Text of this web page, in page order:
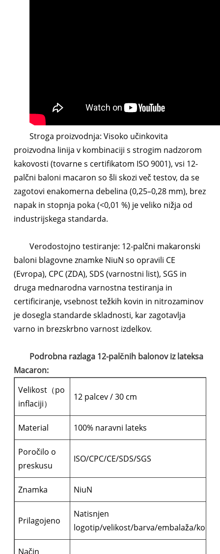
Stroga proizvodnja: Visoko učinkovita
proizvodna linija v kombinaciji s strogim nadzorom
kakovosti (tovarne s certifikatom ISO 9001), vsi 12-
palčni baloni macaron so šli skozi več testov, da se
zagotovi enakomerna debelina (0,25–0,28 mm), brez
napak in stopnja poka (<0,01 %) je veliko nižja od
industrijskega standarda.
Verodostojno testiranje: 12-palčni makaronski
baloni blagovne znamke NiuN so opravili CE
(Evropa), CPC (ZDA), SDS (varnostni list), SGS in
druga mednarodna varnostna testiranja in
certificiranje, vsebnost težkih kovin in nitrozaminov
je dosegla standarde skladnosti, kar zagotavlja
varno in brezskrbno varnost izdelkov.
Podrobna razlaga 12-palčnih balonov iz lateksa
Macaron:
Velikost（po
inflaciji）
12 palcev / 30 cm
Material 100% naravni lateks
Poročilo o
preskusu
ISO/CPC/CE/SDS/SGS
Znamka NiuN
Prilagojeno
Natisnjen
logotip/velikost/barva/embalaža/
Način